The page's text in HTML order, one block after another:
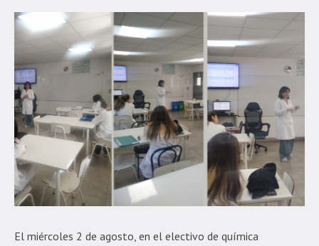
El miércoles 2 de agosto, en el electivo de química